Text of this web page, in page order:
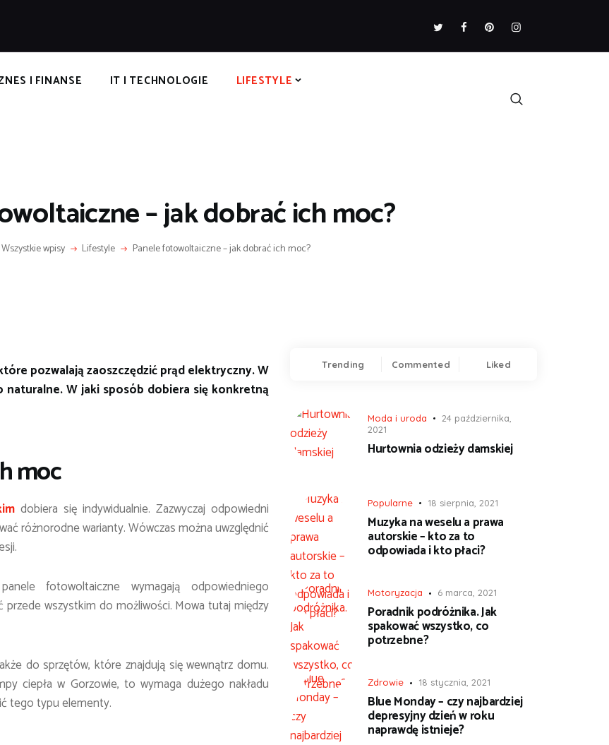
I FINANSE IT I TECHNOLOGIE LIFESTYLE
– jak dobrać ich moc?
Wszystkie wpisy Lifestyle Panele fotowoltaiczne – jak dobrać ich moc?
TECHNOLOGIE
pozwalają zaoszczędzić prąd elektryczny. W
W jaki sposób dobiera się konkretną
moc
dobiera się indywidualnie. Zazwyczaj odpowiedni
różnorodne warianty. Wówczas można uwzględnić
fotowoltaiczne wymagają odpowiedniego
wszystkim do możliwości. Mowa tutaj między
do sprzętów, które znajdują się wewnątrz domu.
ciepła w Gorzowie, to wymaga dużego nakładu
tego typu elementy.
Trending Commented Liked
Moda i uroda
24 października,
2021
Hurtownia odzieży damskiej
Popularne 18 sierpnia, 2021
Muzyka na weselu a prawa
autorskie – kto za to
odpowiada i kto płaci?
Motoryzacja 6 marca, 2021
Poradnik podróżnika. Jak
spakować wszystko, co
potrzebne?
Zdrowie 18 stycznia, 2021
Blue Monday – czy najbardziej
depresyjny dzień w roku
naprawdę istnieje?